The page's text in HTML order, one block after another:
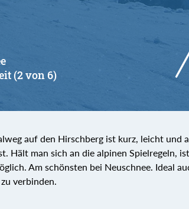
(2 von 6)
auf den Hirschberg ist kurz, leicht und
Hält man sich an die alpinen Spielregeln,
Am schönsten bei Neuschnee. Ideal
verbinden.